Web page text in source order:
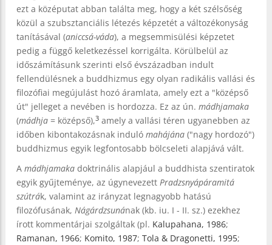
ezt a középutat abban találta meg, hogy a két szélsőség
közül a szubsztanciális létezés képzetét a változékonyság
tanításával (aniccsá-váda), a megsemmisülési képzetet
pedig a függő keletkezéssel korrigálta. Körülbelül az
időszámításunk szerinti első évszázadban indult
fellendülésnek a buddhizmus egy olyan radikális vallási és
filozófiai megújulást hozó áramlata, amely ezt a "középső
út" jelleget a nevében is hordozza. Ez az ún. mádhjamaka
(mádhja = középső),3 amely a vallási téren ugyanebben az
időben kibontakozásnak induló mahájána ("nagy hordozó")
buddhizmus egyik legfontosabb bölcseleti alapjává vált.
A mádhjamaka doktrinális alapjául a buddhista szentiratok
egyik gyűjteménye, az úgynevezett Pradzsnyápáramitá
szútrák, valamint az irányzat legnagyobb hatású
filozófusának, Nágárdzsunának (kb. iu. I - II. sz.) ezekhez
írott kommentárjai szolgáltak (pl. Kalupahana, 1986;
Ramanan, 1966; Komito, 1987; Tola & Dragonetti, 1995;